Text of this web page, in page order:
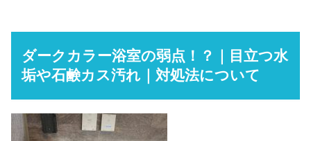
ダークカラー浴室の弱点！？｜目立つ水
垢や石鹸カス汚れ｜対処法について